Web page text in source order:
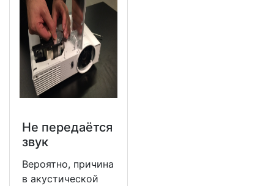
Не передаётся
звук
Вероятно, причина
в акустической